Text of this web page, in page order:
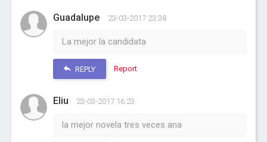
Guadalupe 23-03-2017 23:38
La mejor la candidata
REPLY Report
Eliu 23-03-2017 16:23
la mejor novela tres veces ana